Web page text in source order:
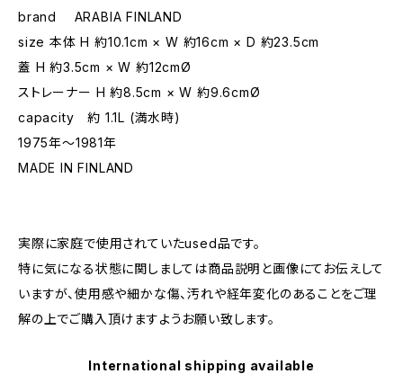
brand ARABIA FINLAND
size 本体 H 約10.1cm × W 約16cm × D 約23.5cm
蓋 H 約3.5cm × W 約12cmØ
ストレーナー H 約8.5cm × W 約9.6cmØ
capacity 約 1.1L (満水時)
1975年〜1981年
MADE IN FINLAND
実際に家庭で使用されていたused品です。
特に気になる状態に関しましては商品説明と画像にてお伝えして
いますが、使用感や細かな傷、汚れや経年変化のあることをご理
解の上でご購入頂けますようお願い致します。
International shipping available